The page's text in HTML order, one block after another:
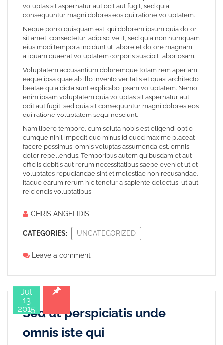
voluptas sit aspernatur aut odit aut fugit, sed quia
consequuntur magni dolores eos qui ratione voluptatem.
Neque porro quisquam est, qui dolorem ipsum quia dolor
sit amet, consectetur, adipisci velit, sed quia non numquam
eius modi tempora incidunt ut labore et dolore magnam
aliquam quaerat voluptatem corporis suscipit laboriosam.
Voluptatem accusantium doloremque totam rem aperiam,
eaque ipsa quae ab illo invento veritatis et quasi architecto
beatae quia dicta sunt explicabo ipsam voluptatem. Nemo
enim ipsam voluptatem quia voluptas sit aspernatur aut
odit aut fugit, sed quia sit consequuntur magni dolores eos
qui ratione voluptatem sequi nesciunt.
Nam libero tempore, cum soluta nobis est eligendi optio
cumque nihil impedit quo minus id quod maxime placeat
facere possimus, omnis voluptas assumenda est, omnis
dolor repellendus. Temporibus autem quibusdam et aut
officiis debitis aut rerum necessitatibus saepe eveniet ut et
voluptates repudiandae sint et molestiae non recusandae.
Itaque earum rerum hic tenetur a sapiente delectus, ut aut
reiciendis voluptatibus
CHRIS ANGELIDIS
CATEGORIES: UNCATEGORIZED
Leave a comment
Jul
13
2015
Sed ut perspiciatis unde
omnis iste qui